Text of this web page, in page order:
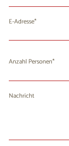
E-Adresse
Anzahl Personen
Nachricht